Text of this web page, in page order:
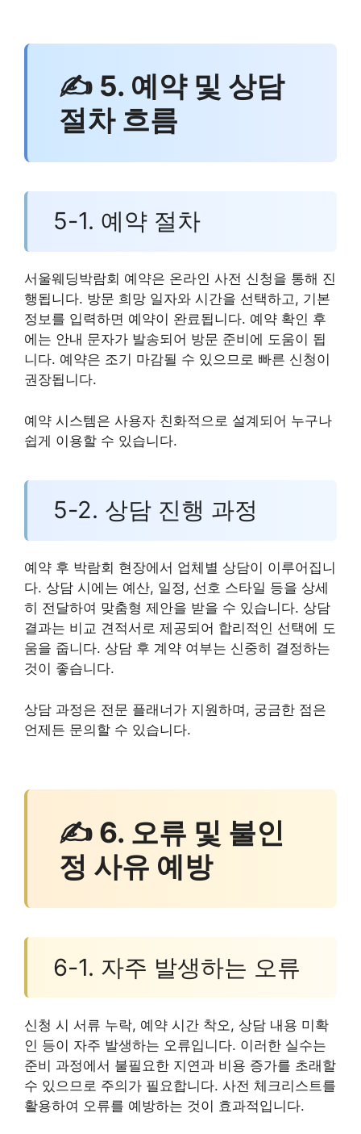
✍ 5. 예약 및 상담
절차 흐름
5-1. 예약 절차
서울웨딩박람회 예약은 온라인 사전 신청을 통해 진
행됩니다. 방문 희망 일자와 시간을 선택하고, 기본
정보를 입력하면 예약이 완료됩니다. 예약 확인 후
에는 안내 문자가 발송되어 방문 준비에 도움이 됩
니다. 예약은 조기 마감될 수 있으므로 빠른 신청이
권장됩니다.
예약 시스템은 사용자 친화적으로 설계되어 누구나
쉽게 이용할 수 있습니다.
5-2. 상담 진행 과정
예약 후 박람회 현장에서 업체별 상담이 이루어집니
다. 상담 시에는 예산, 일정, 선호 스타일 등을 상세
히 전달하여 맞춤형 제안을 받을 수 있습니다. 상담
결과는 비교 견적서로 제공되어 합리적인 선택에 도
움을 줍니다. 상담 후 계약 여부는 신중히 결정하는
것이 좋습니다.
상담 과정은 전문 플래너가 지원하며, 궁금한 점은
언제든 문의할 수 있습니다.
✍ 6. 오류 및 불인
정 사유 예방
6-1. 자주 발생하는 오류
신청 시 서류 누락, 예약 시간 착오, 상담 내용 미확
인 등이 자주 발생하는 오류입니다. 이러한 실수는
준비 과정에서 불필요한 지연과 비용 증가를 초래할
수 있으므로 주의가 필요합니다. 사전 체크리스트를
활용하여 오류를 예방하는 것이 효과적입니다.